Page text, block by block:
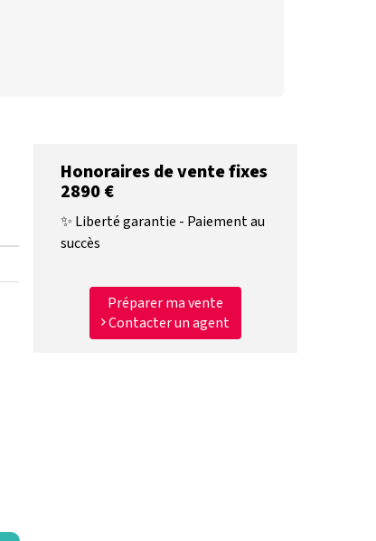
Honoraires de vente fixes
2890 €
✨ Liberté garantie - Paiement au
succès
Préparer ma vente
Contacter un agent